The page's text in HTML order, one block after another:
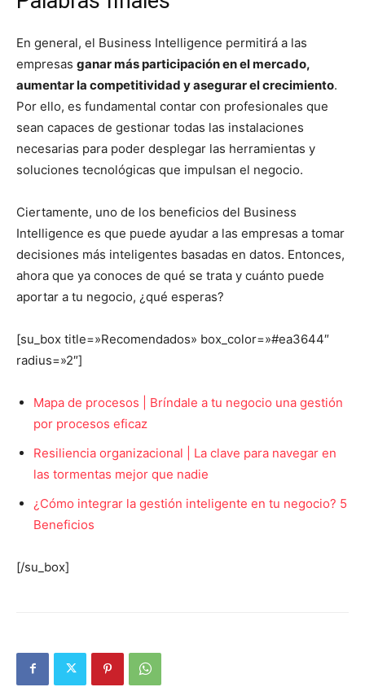
En general, el Business Intelligence permitirá a las
empresas ganar más participación en el mercado,
aumentar la competitividad y asegurar el crecimiento.
Por ello, es fundamental contar con profesionales que
sean capaces de gestionar todas las instalaciones
necesarias para poder desplegar las herramientas y
soluciones tecnológicas que impulsan el negocio.
Ciertamente, uno de los beneficios del Business
Intelligence es que puede ayudar a las empresas a tomar
decisiones más inteligentes basadas en datos. Entonces,
ahora que ya conoces de qué se trata y cuánto puede
aportar a tu negocio, ¿qué esperas?
[su_box title=»Recomendados» box_color=»#ea3644″
radius=»2″]
Mapa de procesos | Bríndale a tu negocio una gestión
por procesos eficaz
Resiliencia organizacional | La clave para navegar en
las tormentas mejor que nadie
¿Cómo integrar la gestión inteligente en tu negocio? 5
Beneficios
[/su_box]